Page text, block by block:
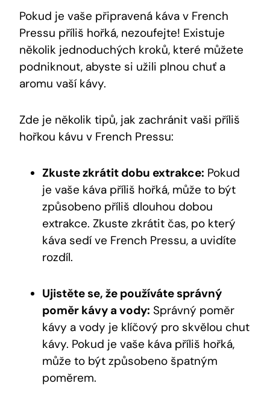
Pokud je vaše připravená káva v French
Pressu příliš hořká, nezoufejte! Existuje
několik jednoduchých kroků, které můžete
podniknout, abyste si užili plnou chuť a
aromu vaší kávy.
Zde je několik tipů, jak zachránit vaši příliš
hořkou kávu v French Pressu:
Zkuste zkrátit dobu extrakce: Pokud
je vaše káva příliš hořká, může to být
způsobeno příliš dlouhou dobou
extrakce. Zkuste zkrátit čas, po který
káva sedí ve French Pressu, a uvidíte
rozdíl.
Ujistěte se, že používáte správný
poměr kávy a vody: Správný poměr
kávy a vody je klíčový pro skvělou chut
kávy. Pokud je vaše káva příliš hořká,
může to být způsobeno špatným
poměrem.